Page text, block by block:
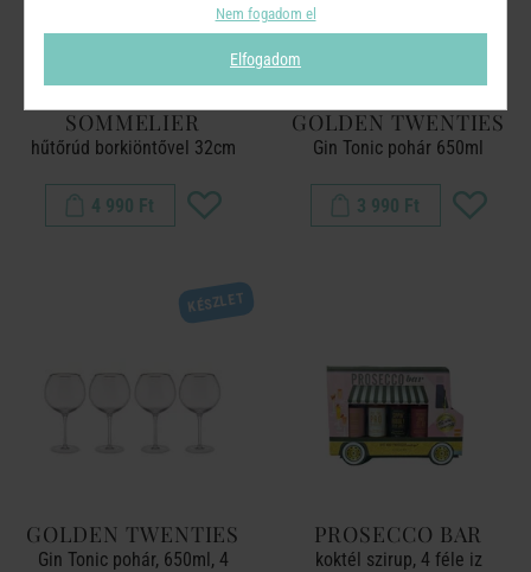
SOMMELIER
hűtőrúd borkiöntővel 32cm
4 990 Ft
GOLDEN TWENTIES
Gin Tonic pohár 650ml
3 990 Ft
KÉSZLET
GOLDEN TWENTIES
Gin Tonic pohár, 650ml, 4
PROSECCO BAR
koktél szirup, 4 féle iz
Nem fogadom el
Elfogadom